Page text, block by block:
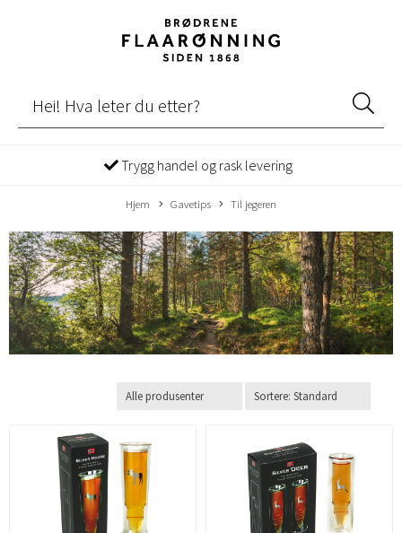
Trygg handel og rask levering
Hjem Gavetips Til jegeren